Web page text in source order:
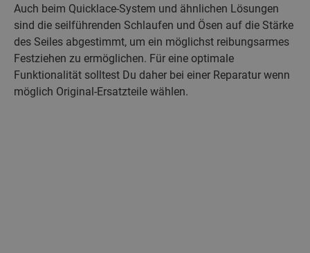
Auch beim Quicklace-System und ähnlichen Lösungen
sind die seilführenden Schlaufen und Ösen auf die Stärke
des Seiles abgestimmt, um ein möglichst reibungsarmes
Festziehen zu ermöglichen. Für eine optimale
Funktionalität solltest Du daher bei einer Reparatur wenn
möglich Original-Ersatzteile wählen.